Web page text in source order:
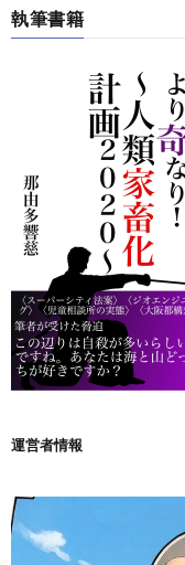
執筆書籍
運営者情報